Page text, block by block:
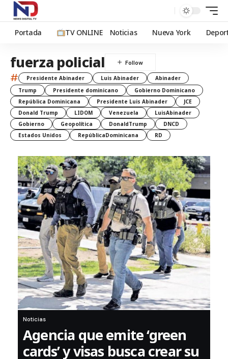
Portada TV ONLINE Noticias Nueva York
fuerza policial
# Presidente Abinader Luis Abinader
Abinader
Trump
Presidente dominicano
Gobierno Dominicano
República Dominicana
Presidente Luis Abinader
JCE
Donald Trump
LIDOM Venezuela
LuisAbinader
Gobierno
Geopolítica DonaldTrump
DNCD
Estados Unidos
RepúblicaDominicana RD
Noticias
Agencia que emite ‘green
cards’ y visas busca crear su